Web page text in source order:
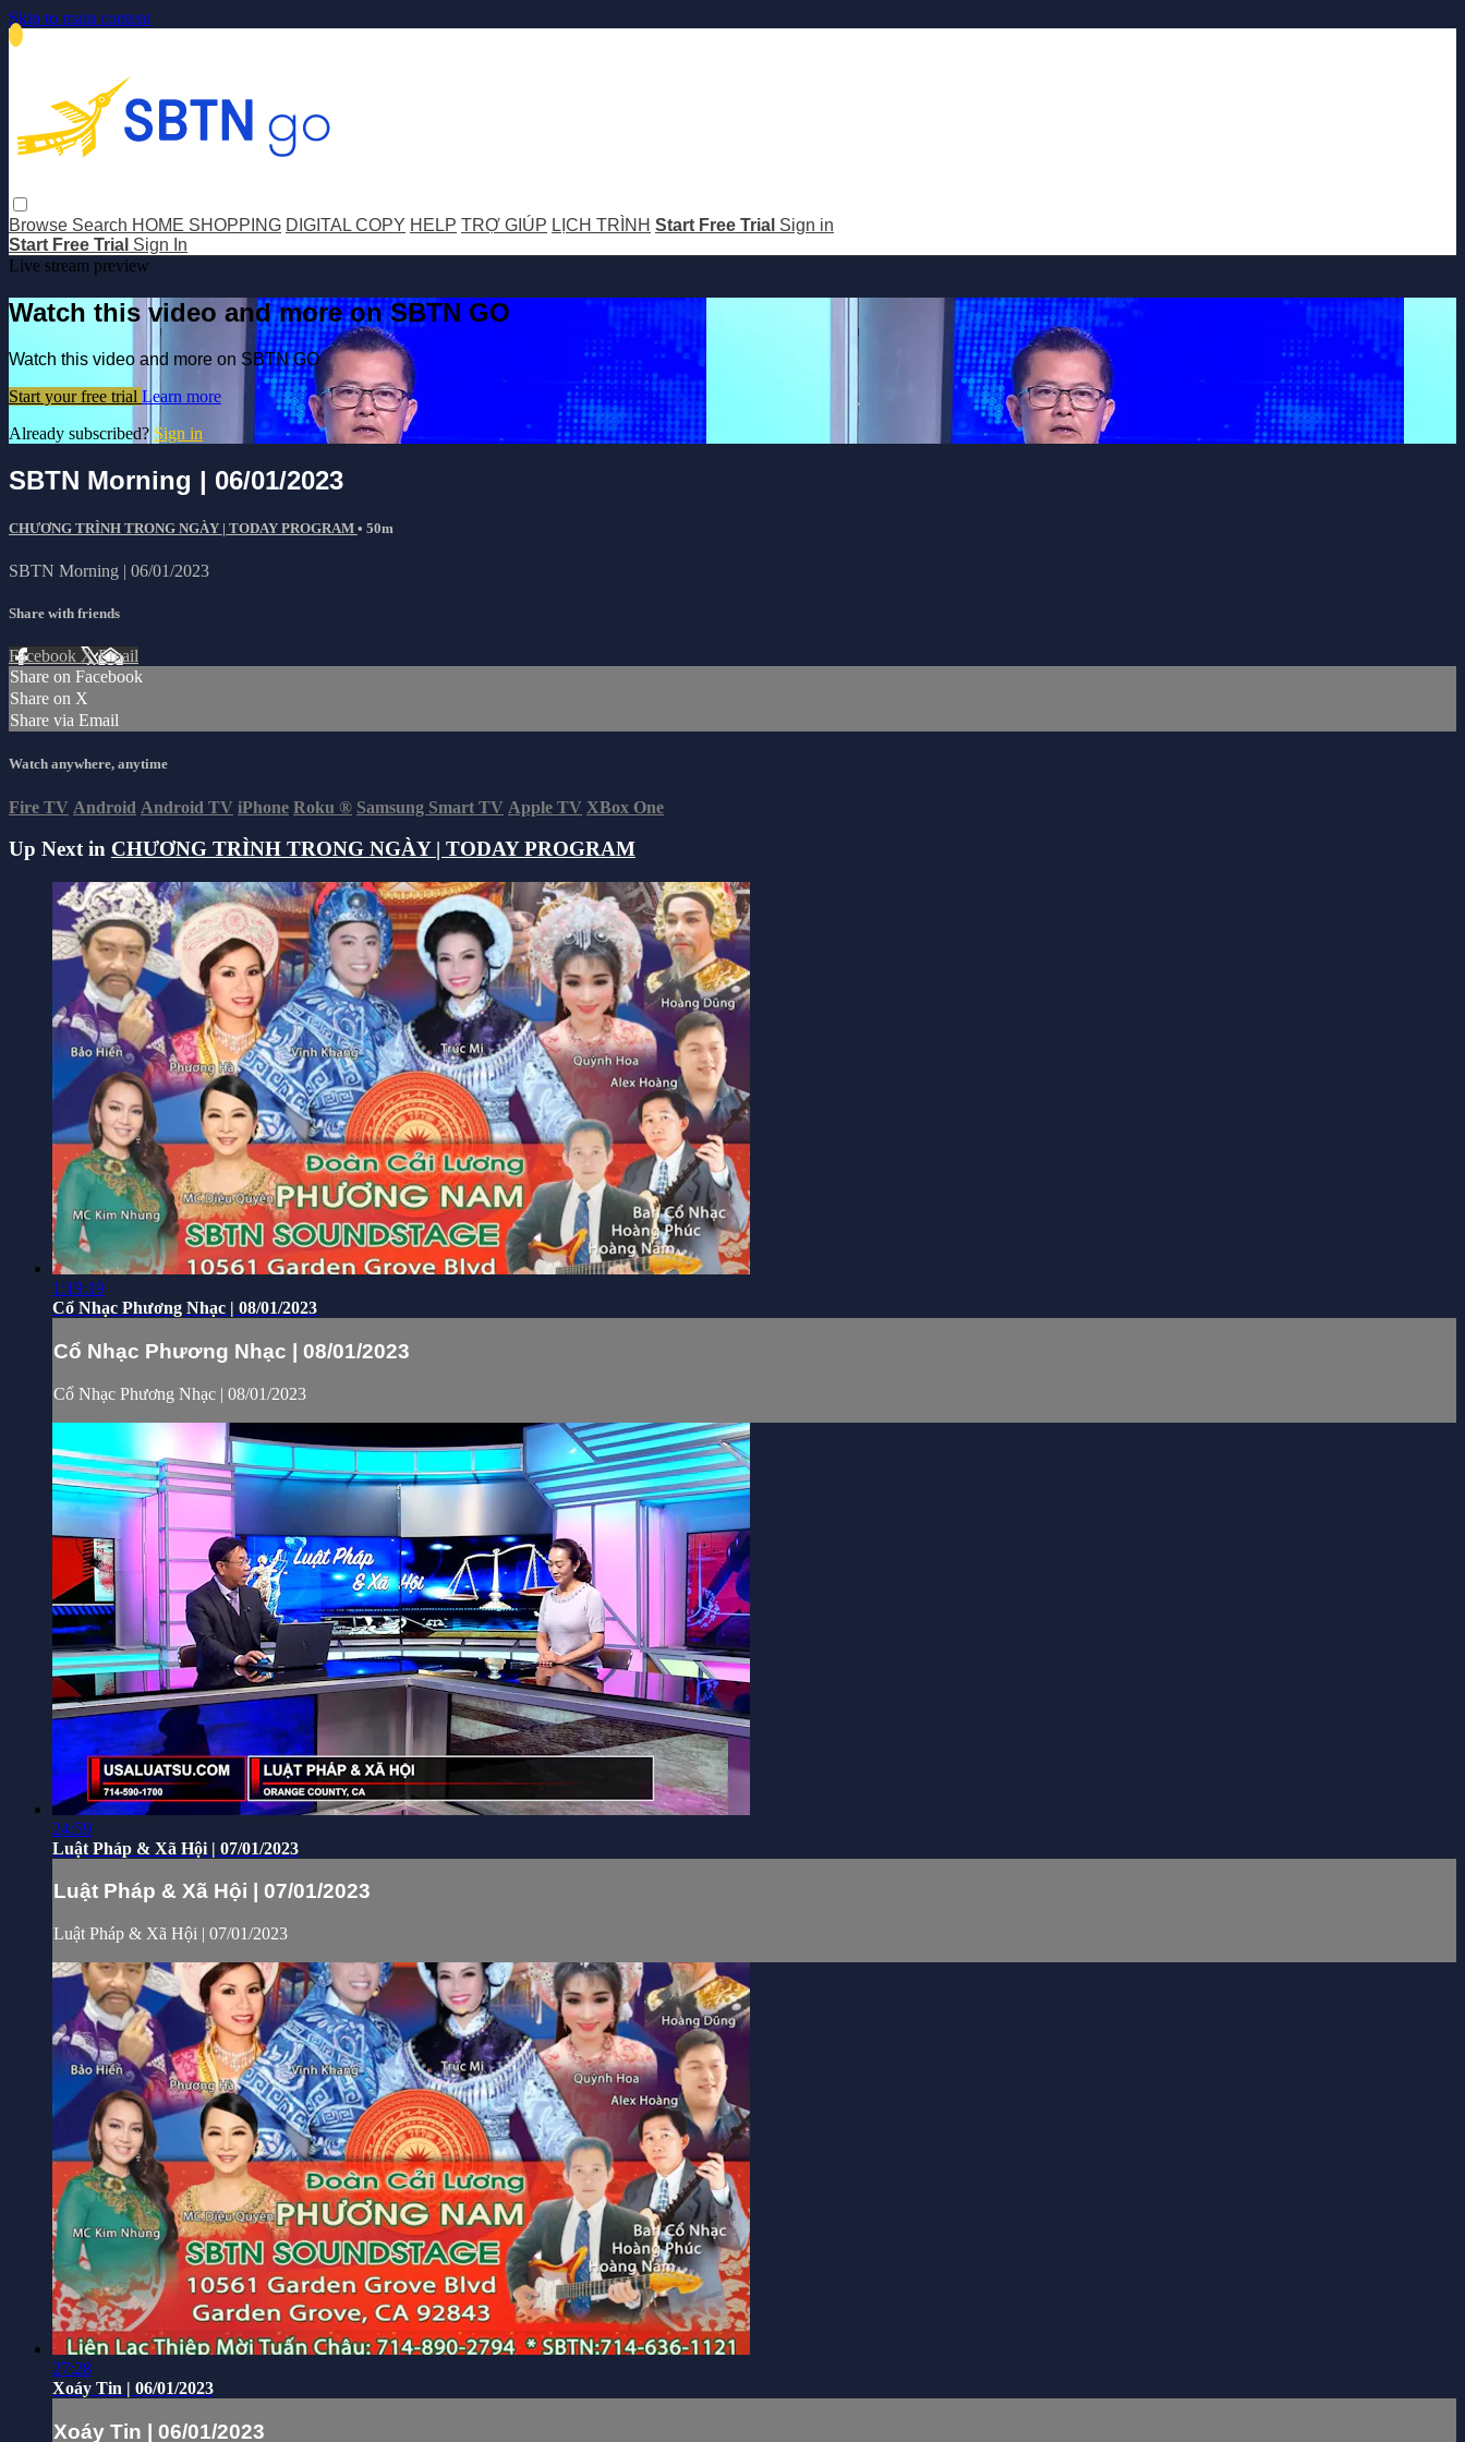
Skip to main content
Browse Search HOME SHOPPING DIGITAL COPY HELP TRỢ GIÚP LỊCH TRÌNH Start Free Trial Sign in
Start Free Trial Sign In
Live stream preview
Watch this video and more on SBTN GO
Watch this video and more on SBTN GO
Start your free trial Learn more
Already subscribed? Sign in
SBTN Morning | 06/01/2023
CHƯƠNG TRÌNH TRONG NGÀY | TODAY PROGRAM • 50m
SBTN Morning | 06/01/2023
Share with friends
Facebook XEmail
Share on Facebook
Share on X
Share via Email
Watch anywhere, anytime
Fire TV Android Android TV iPhone Roku ® Samsung Smart TV Apple TV XBox One
Up Next in CHƯƠNG TRÌNH TRONG NGÀY | TODAY PROGRAM
1:19:19
Cổ Nhạc Phương Nhạc | 08/01/2023
Cổ Nhạc Phương Nhạc | 08/01/2023
Cổ Nhạc Phương Nhạc | 08/01/2023
24:59
Luật Pháp & Xã Hội | 07/01/2023
Luật Pháp & Xã Hội | 07/01/2023
Luật Pháp & Xã Hội | 07/01/2023
27:28
Xoáy Tin | 06/01/2023
Xoáy Tin | 06/01/2023